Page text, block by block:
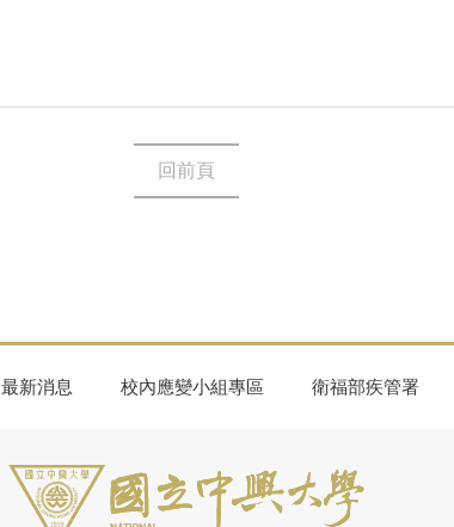
回前頁
最新消息 校內應變小組專區 衛福部疾管署